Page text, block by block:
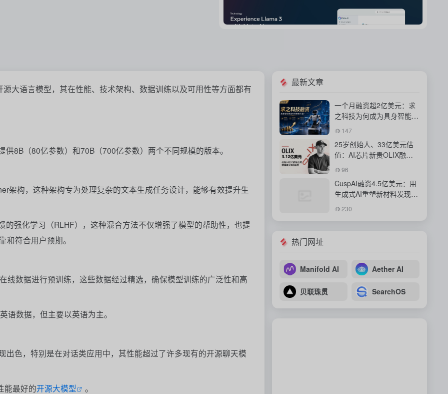
大语言模型，其在性能、技术架构、数据训练以及可用性等方面都有
8B（80亿参数）和70B（700亿参数）两个不同规模的版本。
架构，这种架构专为处理复杂的文本生成任务设计，能够有效提升生
的强化学习（RLHF），这种混合方法不仅增强了模型的帮助性，也提
和符合用户预期。
线数据进行预训练，这些数据经过精选，确保模型训练的广泛性和高
语数据，但主要以英语为主。
出色，特别是在对话类应用中，其性能超过了许多现有的开源聊天模
能最好的开源大模型
。
最新文章
一个月融资超2亿美元：求
之科技为何成为具身智能资
本新宠？
147
25岁创始人、33亿美元估
值：AI芯片新贵OLIX融资
背后的豪赌
96
CuspAI融资4.5亿美元：用
生成式AI重塑新材料发现与
工业研发体系
230
热门网址
Manifold AI Aether AI
贝联珠贯 SearchOS